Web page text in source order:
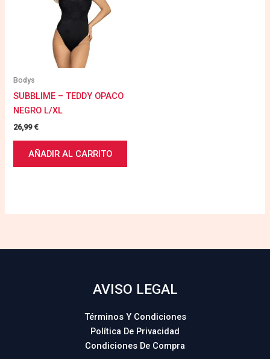
Bodys
SUBBLIME – TEDDY OPACO
NEGRO L/XL
26,99€
AÑADIR AL CARRITO
AVISO LEGAL
Términos Y Condiciones
Política De Privacidad
Condiciones De Compra